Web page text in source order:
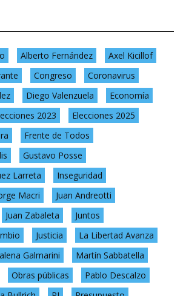
Alberto Fernández
Axel Kicillof
Congreso
Coronavirus
Diego Valenzuela
Economía
2023
Elecciones 2025
Frente de Todos
Gustavo Posse
Larreta
Inseguridad
Macri
Juan Andreotti
Juan Zabaleta
Juntos
Justicia
La Libertad Avanza
Galmarini
Martín Sabbatella
Obras públicas
Pablo Descalzo